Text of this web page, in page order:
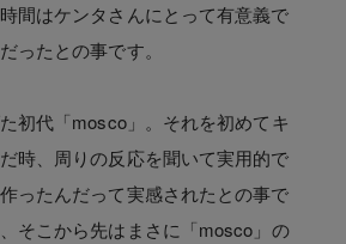
間はケンタさんにとって有意義で
ったとの事です。
初代「mosco」。それを初めてキ
時、周りの反応を聞いて実用的で
ったんだって実感されたとの事で
そこから先はまさに「mosco」の